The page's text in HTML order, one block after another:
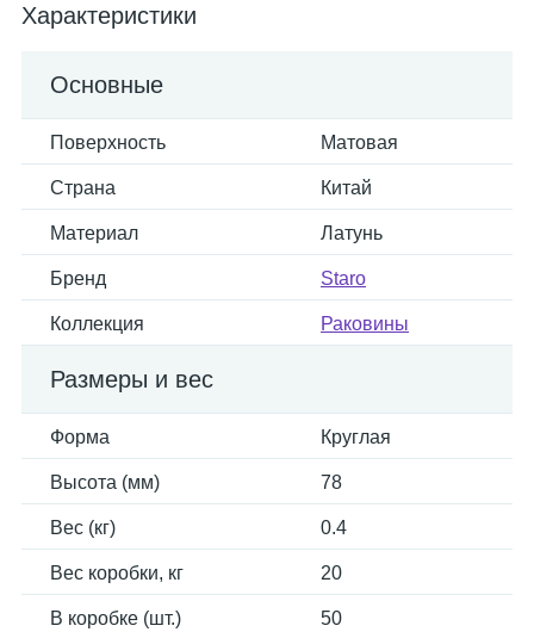
Характеристики
Основные
Поверхность Матовая
Страна Китай
Материал Латунь
Бренд Staro
Коллекция Раковины
Размеры и вес
Форма Круглая
Высота (мм) 78
Вес (кг) 0.4
Вес коробки, кг 20
В коробке (шт.) 50